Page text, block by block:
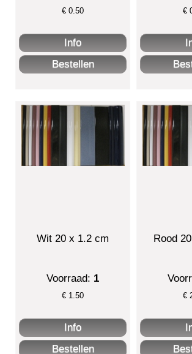
€0.50 €
Wit 20 x 1.2 cm
Voorraad: 1
€ 1.50
Rood
€